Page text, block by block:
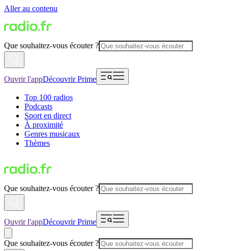
Aller au contenu
Que souhaitez-vous écouter ?
Ouvrir l'appDécouvrir Prime
Top 100 radios
Podcasts
Sport en direct
À proximité
Genres musicaux
Thèmes
Que souhaitez-vous écouter ?
Ouvrir l'appDécouvrir Prime
Que souhaitez-vous écouter ?